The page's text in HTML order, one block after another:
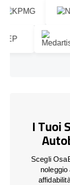
I Tuoi
Scegli